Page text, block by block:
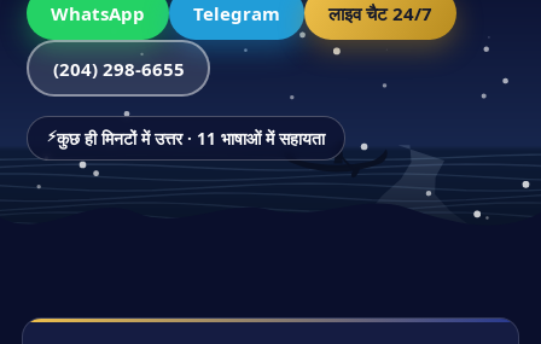
WhatsApp Telegram लाइव चैट 24/7
(204) 298-6655
कुछ ही मिनटों में उत्तर · 11 भाषाओं में सहायता